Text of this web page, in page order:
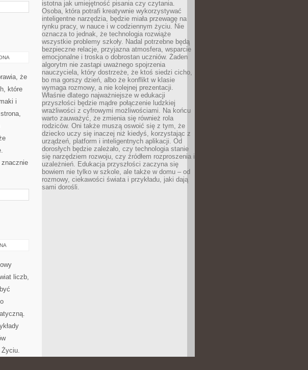
że
które
i
znacznie
liczb,
istotna jak umiejętność pisania czy czytania.
Osoba, która potrafi kreatywnie wykorzystywać
inteligentne narzędzia, będzie miała przewagę na
rynku pracy, w nauce i w codziennym życiu. Nie
oznacza to jednak, że technologia rozwiąże
wszystkie problemy szkoły. Nadal potrzebne będą
bezpieczne relacje, przyjazna atmosfera, wsparcie
emocjonalne i troska o dobrostan uczniów. Żaden
algorytm nie zastąpi uważnego spojrzenia
nauczyciela, który dostrzeże, że ktoś siedzi cicho,
bo ma gorszy dzień, albo że konflikt w klasie
wymaga rozmowy, a nie kolejnej prezentacji.
Właśnie dlatego najważniejsze w edukacji
przyszłości będzie mądre połączenie ludzkiej
wrażliwości z cyfrowymi możliwościami. Na końcu
warto zauważyć, że zmienia się również rola
rodziców. Oni także muszą oswoić się z tym, że
dziecko uczy się inaczej niż kiedyś, korzystając z
urządzeń, platform i inteligentnych aplikacji. Od
dorosłych będzie zależało, czy technologia stanie
się narzędziem rozwoju, czy źródłem rozproszenia i
uzależnień. Edukacja przyszłości zaczyna się
bowiem nie tylko w szkole, ale także w domu – od
rozmowy, ciekawości świata i przykładu, jaki dają
sami dorośli.